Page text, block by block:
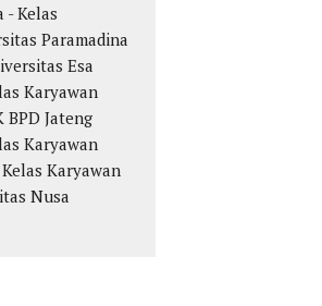
- Kelas
Paramadina
Esa
Karyawan
BPD Jateng
Karyawan
Karyawan
Nusa